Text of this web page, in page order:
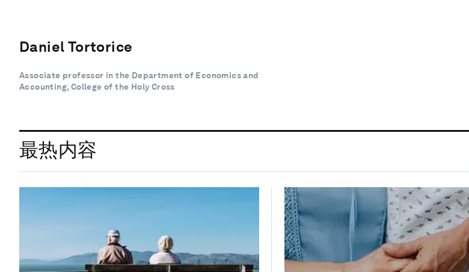
Daniel Tortorice
Associate professor in the Department of Economics and
Accounting, College of the Holy Cross
最热内容